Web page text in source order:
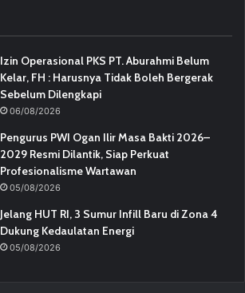
Izin Operasional PKS PT. Aburahmi Belum
Kelar, FH : Harusnya Tidak Boleh Bergerak
Sebelum Dilengkapi
06/08/2026
Pengurus PWI Ogan Ilir Masa Bakti 2026–
2029 Resmi Dilantik, Siap Perkuat
Profesionalisme Wartawan
05/08/2026
Jelang HUT RI, 3 Sumur Infill Baru di Zona 4
Dukung Kedaulatan Energi
05/08/2026